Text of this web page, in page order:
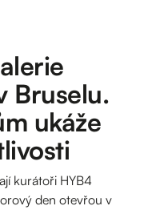
Bruselu.
ukáže
kurátoři HYB4
den otevřou v